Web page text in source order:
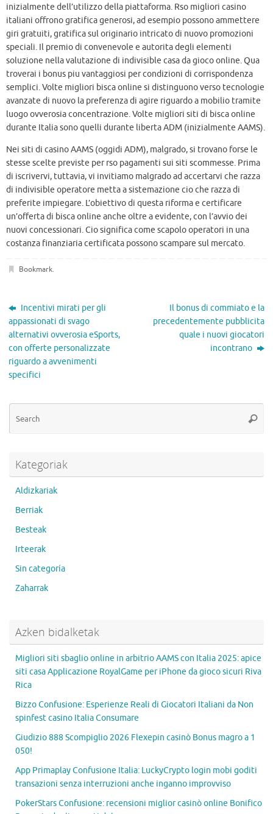
inizialmente dell’utilizzo della piattaforma. Rso migliori casino
italiani offrono gratifica generosi, ad esempio possono ammettere
giri gratuiti, gratifica sul originario intricato di nuovo promozioni
speciali. Il premio di convenevole e autorita degli elementi
soluzione nella valutazione di indivisible casa da gioco online. Qua
troverai i bonus piu vantaggiosi per condizioni di corrispondenza
semplici. Volte migliori bisca online si distinguono verso tecnologie
avanzate di nuovo la preferenza di agire riguardo a mobilio tramite
luogo ovverosia concentrazione. Volte migliori siti di bisca online
durante Italia sono quelli durante liberta ADM (inizialmente AAMS).
Nei siti di casino AAMS (oggidi ADM), malgrado, si trovano forse le
stesse scelte previste per rso pagamenti sui siti scommesse. Prima
di iscrivervi, tuttavia, vi invitiamo malgrado ad accertarvi che razza
di indivisible operatore metta a sistemazione cio che razza di
preferite impiegare. L’obiettivo di questa riforma e certificare
un’offerta di bisca online anche oltre a evidente, con l’avvio dei
nuovi concessionari. Cio significa come scapolo operatori in una
costanza finanziaria certificata possono scampare sul mercato.
Bookmark.
Incentivi mirati per gli
appassionati di svago
alternativi ovverosia eSports,
con offerte personalizzate
riguardo a avvenimenti
specifici
Il bonus di commiato e la
precedentemente pubblicita
quale i nuovi giocatori
incontrano
Kategoriak
Aldizkariak
Berriak
Besteak
Irteerak
Sin categoría
Zaharrak
Azken bidalketak
Migliori siti sbaglio online in arbitrio AAMS con Italia 2025: apice
siti casa Applicazione RoyalGame per iPhone da gioco sicuri Riva
Rica
Bizzo Confusione: Esperienze Reali di Giocatori Italiani da Non
spinfest casino Italia Consumare
Giudizio 888 Scompiglio 2026 Flexepin casinò Bonus magro a 1
050!
App Primaplay Confusione Italia: LuckyCrypto login mobi goditi
transazioni senza interruzioni anche inganno improvviso
PokerStars Confusione: recensioni miglior casinò online Bonifico